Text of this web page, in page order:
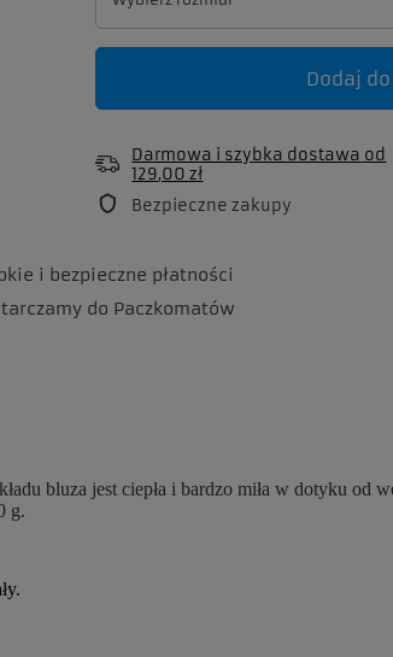
Dodaj
Darmowa i szybka dostawa od
129,00 zł
Bezpieczne zakupy
i bezpieczne płatności
do Paczkomatów
bluza jest ciepła i bardzo miła w dotyku od
g.